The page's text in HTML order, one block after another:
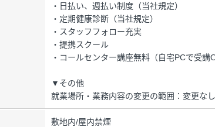
・日払い、週払い制度（当社規定）
・定期健康診断（当社規定）
・スタッフフォロー充実
・提携スクール
・コールセンター講座無料（自宅PCで受講
▼その他
就業場所・業務内容の変更の範囲：変更なし
敷地内/屋内禁煙